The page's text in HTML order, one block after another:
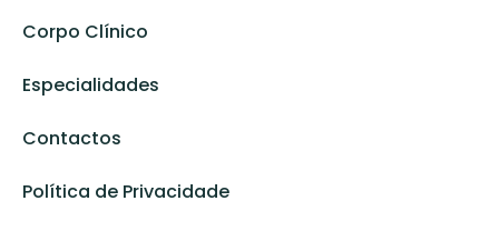
Corpo Clínico
Especialidades
Contactos
Política de Privacidade